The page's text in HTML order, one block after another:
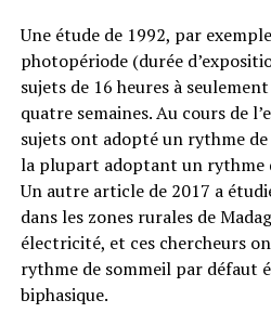
Une étude de 1992, par
photopériode (durée
sujets de 16 heures à
quatre semaines. Au cours de
sujets ont adopté un rythme
la plupart adoptant un rythme
Un autre article de 2017 a
dans les zones rurales de
électricité, et ces chercheurs
rythme de sommeil par défaut
biphasique.